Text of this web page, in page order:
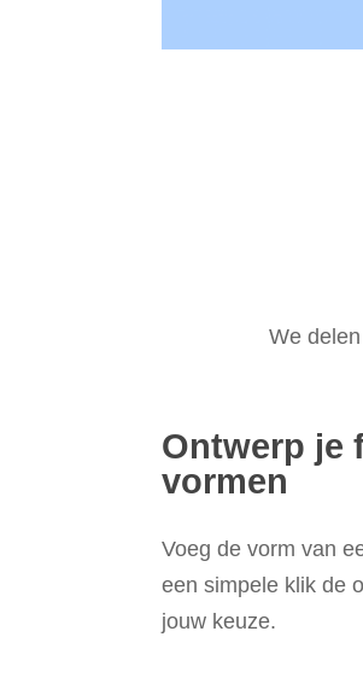
We
Ontwerp je
vormen
Voeg de vorm van
een simpele klik de
jouw keuze.